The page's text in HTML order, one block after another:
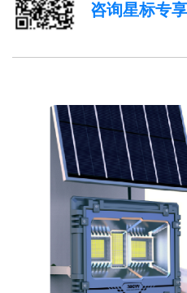
咨询星标专